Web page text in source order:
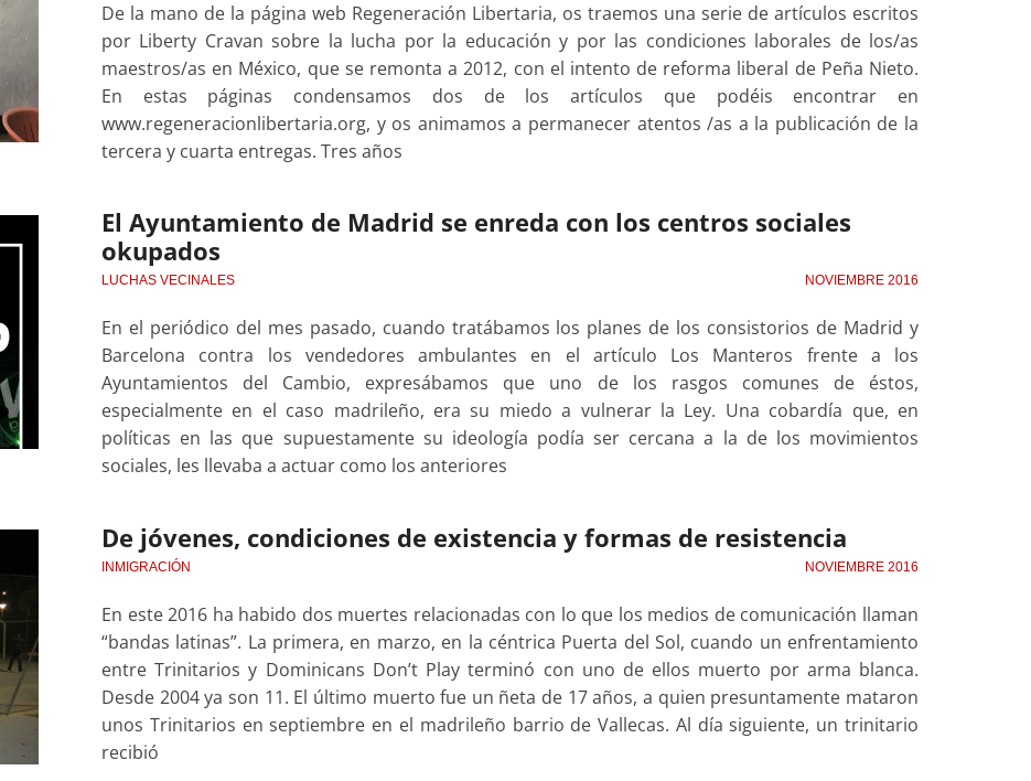
De la mano de la página web Regeneración Libertaria, os traemos una serie de artículos escritos
por Liberty Cravan sobre la lucha por la educación y por las condiciones laborales de los/as
maestros/as en México, que se remonta a 2012, con el intento de reforma liberal de Peña Nieto.
En estas páginas condensamos dos de los artículos que podéis encontrar en
www.regeneracionlibertaria.org, y os animamos a permanecer atentos /as a la publicación de la
tercera y cuarta entregas. Tres años
El Ayuntamiento de Madrid se enreda con los centros sociales
okupados
LUCHAS VECINALES NOVIEMBRE 2016
En el periódico del mes pasado, cuando tratábamos los planes de los consistorios de Madrid y
Barcelona contra los vendedores ambulantes en el artículo Los Manteros frente a los
Ayuntamientos del Cambio, expresábamos que uno de los rasgos comunes de éstos,
especialmente en el caso madrileño, era su miedo a vulnerar la Ley. Una cobardía que, en
políticas en las que supuestamente su ideología podía ser cercana a la de los movimientos
sociales, les llevaba a actuar como los anteriores
De jóvenes, condiciones de existencia y formas de resistencia
INMIGRACIÓN NOVIEMBRE 2016
En este 2016 ha habido dos muertes relacionadas con lo que los medios de comunicación llaman
“bandas latinas”. La primera, en marzo, en la céntrica Puerta del Sol, cuando un enfrentamiento
entre Trinitarios y Dominicans Don’t Play terminó con uno de ellos muerto por arma blanca.
Desde 2004 ya son 11. El último muerto fue un ñeta de 17 años, a quien presuntamente mataron
unos Trinitarios en septiembre en el madrileño barrio de Vallecas. Al día siguiente, un trinitario
recibió